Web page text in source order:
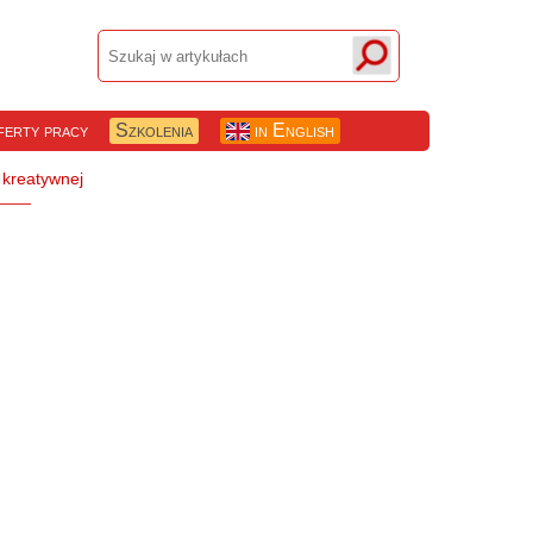
pracy Szkolenia in English